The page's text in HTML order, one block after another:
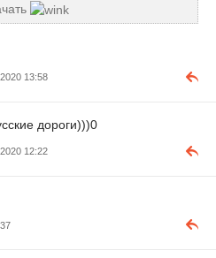
13:58
дороги)))0
12:22